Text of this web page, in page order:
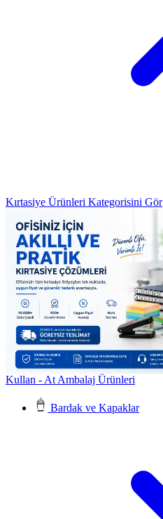
Kırtasiye Ürünleri Kategorisini Gör
Kullan - At Ambalaj Ürünleri
Bardak ve Kapaklar